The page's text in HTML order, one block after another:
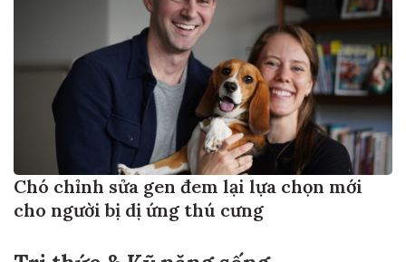
Chó chỉnh sửa gen đem lại lựa chọn mới
cho người bị dị ứng thú cưng